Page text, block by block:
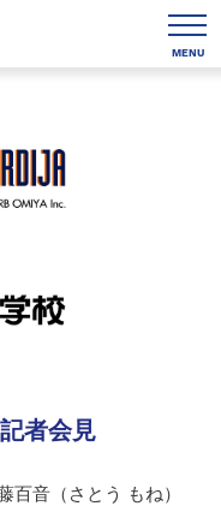
MENU
者会見
百音（さとう もね）